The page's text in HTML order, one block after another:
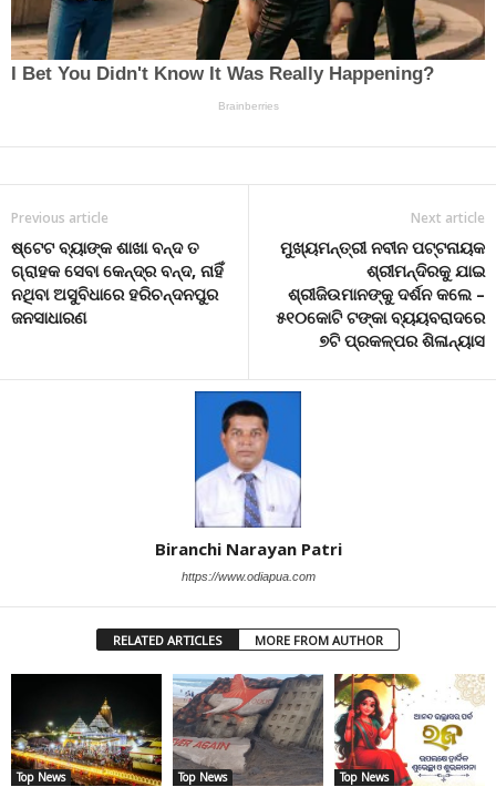
Previous article
ଷ୍ଟେଟ ବ୍ୟାଙ୍କ ଶାଖା ବନ୍ଦ ତ
ଗ୍ରାହକ ସେବା କେନ୍ଦ୍ର ବନ୍ଦ, ନାହିଁ
ନଥିବା ଅସୁବିଧାରେ ହରିଚନ୍ଦନପୁର
ଜନସାଧାରଣ
Next article
ମୁଖ୍ୟମନ୍ତ୍ରୀ ନବୀନ ପଟ୍ଟନାୟକ
ଶ୍ରୀମନ୍ଦିରକୁ ଯାଇ
ଶ୍ରୀଜିଉମାନଙ୍କୁ ଦର୍ଶନ କଲେ –
୫୧୦କୋଟି ଟଙ୍କା ବ୍ୟୟବରାଦରେ
୭ଟି ପ୍ରକଳ୍ପର ଶିଳାନ୍ୟାସ
Biranchi Narayan Patri
https://www.odiapua.com
RELATED ARTICLES MORE FROM AUTHOR
Top News Top News Top News